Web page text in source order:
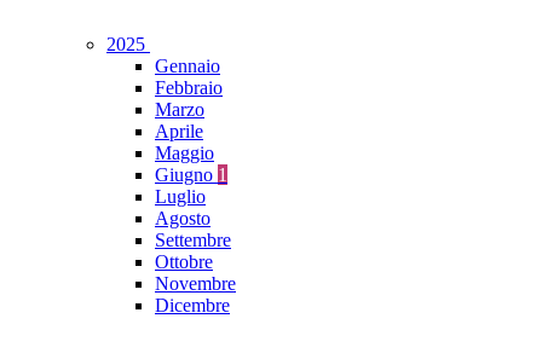
2025
Gennaio
Febbraio
Marzo
Aprile
Maggio
Giugno 1
Luglio
Agosto
Settembre
Ottobre
Novembre
Dicembre